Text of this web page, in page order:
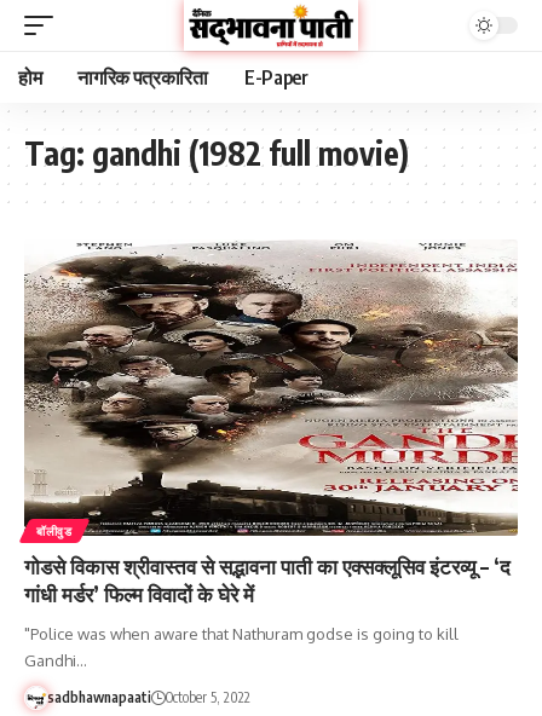
होम नागरिक पत्रकारिता E-Paper
Tag: gandhi (1982 full movie)
बॉलीवुड
गोडसे विकास श्रीवास्तव से सद्भावना पाती का एक्सक्लूसिव इंटरव्यू – ‘द
गांधी मर्डर’ फिल्म विवादों के घेरे में
"Police was when aware that Nathuram godse is going to kill
Gandhi…
sadbhawnapaati October 5, 2022